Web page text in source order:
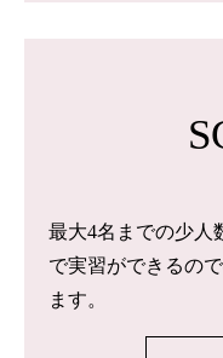
最大4名までの少人
で実習ができるの
ます。